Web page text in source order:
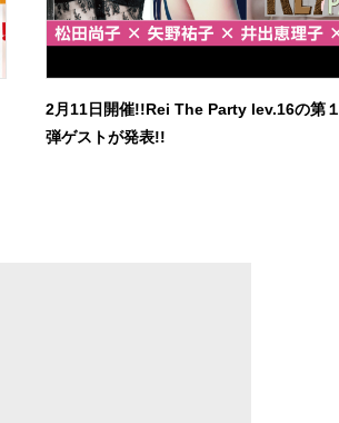
2月11日開催!!Rei The Party lev.16の第１
弾ゲストが発表!!